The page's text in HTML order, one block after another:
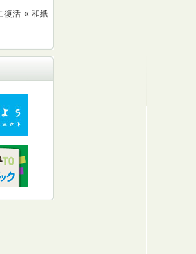
復活 « 和紙